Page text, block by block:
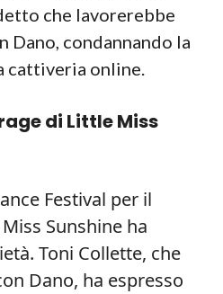
che lavorerebbe
Dano, condannando la
cattiveria online.
di Little Miss
Festival per il
Sunshine ha
Toni Collette, che
Dano, ha espresso